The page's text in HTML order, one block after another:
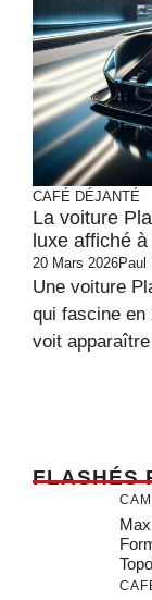
CAFÉ DÉJANTÉ
La voiture
luxe affiché
20 Mars 2026Paul
Une voiture
qui fascine en
voit
FLASHÉS